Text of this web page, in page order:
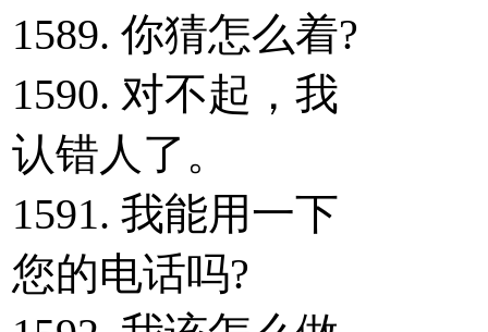
1589. 你猜怎么着?
1590. 对不起，我
认错人了。
1591. 我能用一下
您的电话吗?